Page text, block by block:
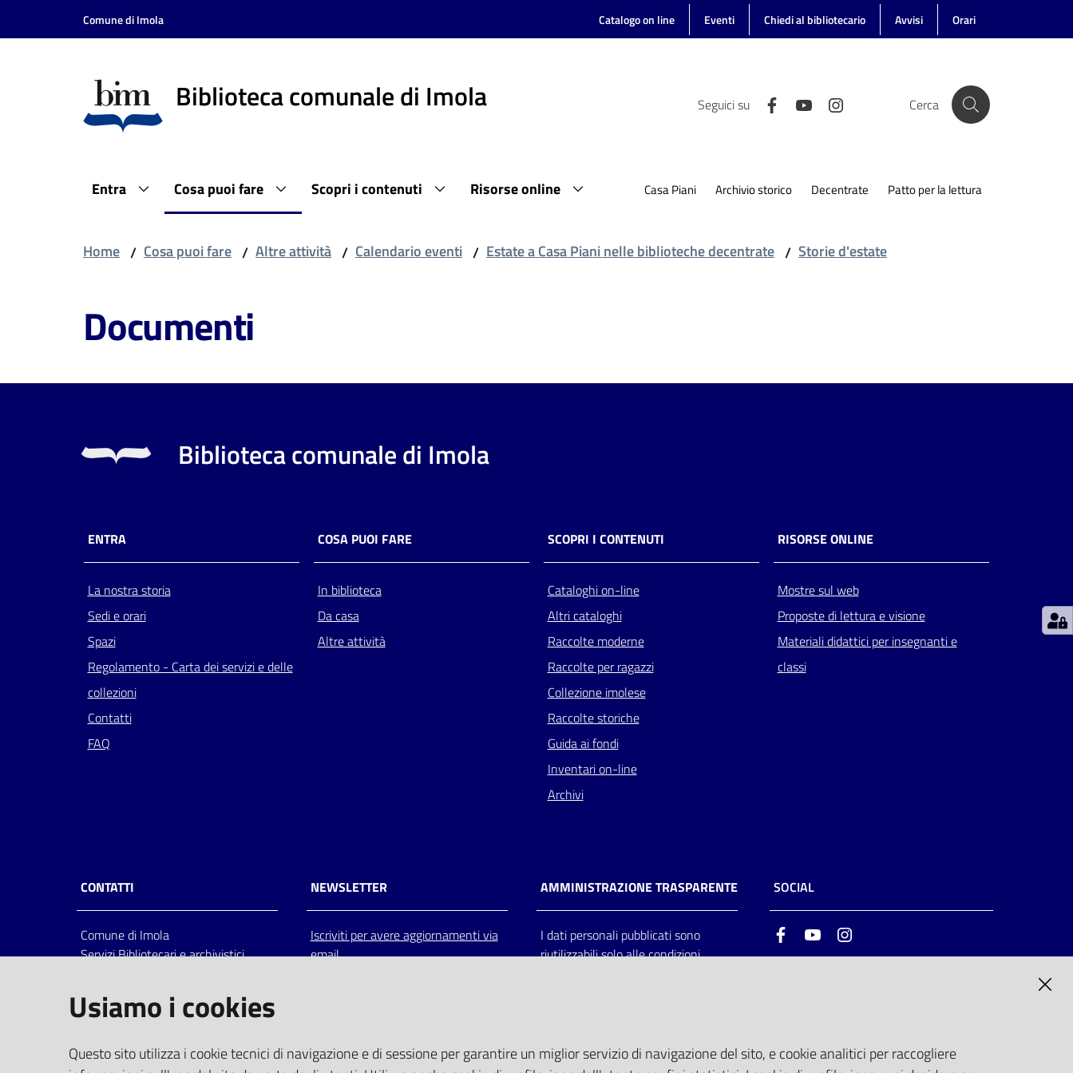
Vai al contenuto
Vai alla navigazione
Comune di Imola Catalogo on line Eventi Chiedi al bibliotecario Avvisi Orari
Biblioteca comunale di Imola Seguici su Cerca
Entra Cosa puoi fare Scopri i contenuti Risorse online Casa Piani Archivio storico Decentrate Patto per la lettura
Home / Cosa puoi fare / Altre attività / Calendario eventi / Estate a Casa Piani nelle biblioteche decentrate / Storie d'estate
Documenti
Biblioteca comunale di Imola
ENTRA
La nostra storia
Sedi e orari
Spazi
Regolamento - Carta dei servizi e delle
collezioni
Contatti
FAQ
COSA PUOI FARE
In biblioteca
Da casa
Altre attività
SCOPRI I CONTENUTI
Cataloghi on-line
Altri cataloghi
Raccolte moderne
Raccolte per ragazzi
Collezione imolese
Raccolte storiche
Guida ai fondi
Inventari on-line
Archivi
RISORSE ONLINE
Mostre sul web
Proposte di lettura e visione
Materiali didattici per insegnanti e
classi
CONTATTI
Comune di Imola
Servizi Bibliotecari e archivistici
Italia
centralino: tel 0542.6026.36 fax
bim@comune.imola.bo.it
PEC
NEWSLETTER
Iscriviti per avere aggiornamenti via
email
AMMINISTRAZIONE TRASPARENTE
I dati personali pubblicati sono
riutilizzabili solo alle condizioni
SOCIAL
FacebookYoutube
Usiamo i cookies
Questo sito utilizza i cookie tecnici di navigazione e di sessione per garantire un miglior servizio di navigazione del sito, e cookie analitici per raccogliere